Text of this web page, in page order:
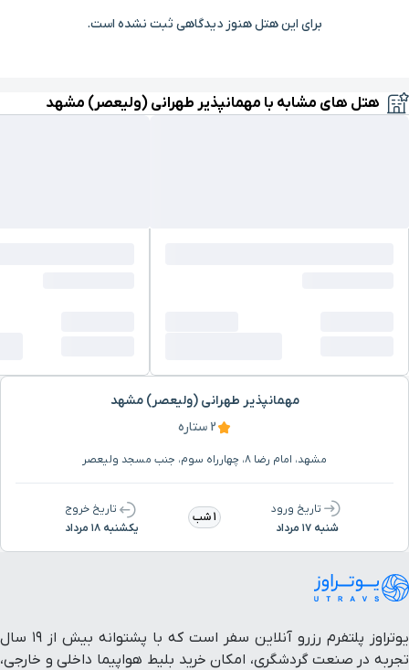
بیمارستان موسی بن
خیابان خسروی نو ۳ دقیقه با خودرو (۱ کیلومتر و ۲۹۰ متر)
۴ دقیقه با خودرو (۱ کیلومتر و ۶۶۱ متر)
آرامگاه شیخ نخودکی
بیمارستان سینا
بیمارستان شهید کامیاب ۳ دقیقه با خودرو (۱ کیلومتر و ۸۳۷ متر)
برای این هتل هنوز دیدگاهی ثبت نشده است.
هتل های مشابه با مهمانپذیر طهرانی (ولیعصر) مشهد
مهمانپذیر طهرانی (ولیعصر) مشهد
2 ستاره
مشهد، امام رضا ۸، چهارراه سوم، جنب مسجد ولیعصر
تاریخ ورود
شنبه ۱۷ مرداد
1 شب
تاریخ خروج
یکشنبه ۱۸ مرداد
یوتراوز پلتفرم رزرو آنلاین سفر است که با پشتوانه بیش از ۱۹ سال
تجربه در صنعت گردشگری، امکان خرید بلیط هواپیما داخلی و خارجی،